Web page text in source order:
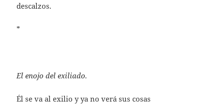
descalzos.
*
El enojo del exiliado.
Él se va al exilio y ya no verá sus cosas